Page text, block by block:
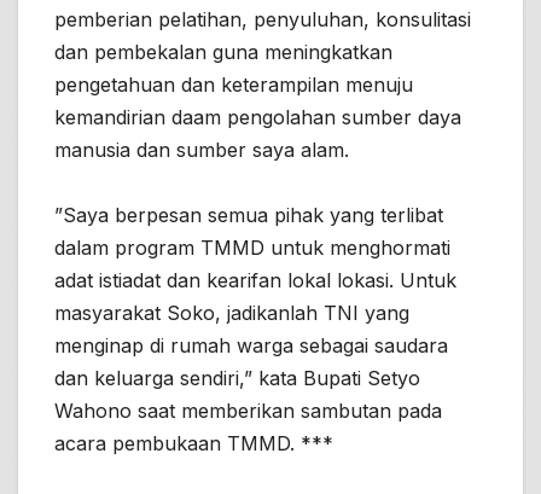
pemberian pelatihan, penyuluhan, konsulitasi
dan pembekalan guna meningkatkan
pengetahuan dan keterampilan menuju
kemandirian daam pengolahan sumber daya
manusia dan sumber saya alam.
”Saya berpesan semua pihak yang terlibat
dalam program TMMD untuk menghormati
adat istiadat dan kearifan lokal lokasi. Untuk
masyarakat Soko, jadikanlah TNI yang
menginap di rumah warga sebagai saudara
dan keluarga sendiri,” kata Bupati Setyo
Wahono saat memberikan sambutan pada
acara pembukaan TMMD. ***